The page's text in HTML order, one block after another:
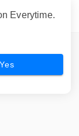
Everytime.
Yes